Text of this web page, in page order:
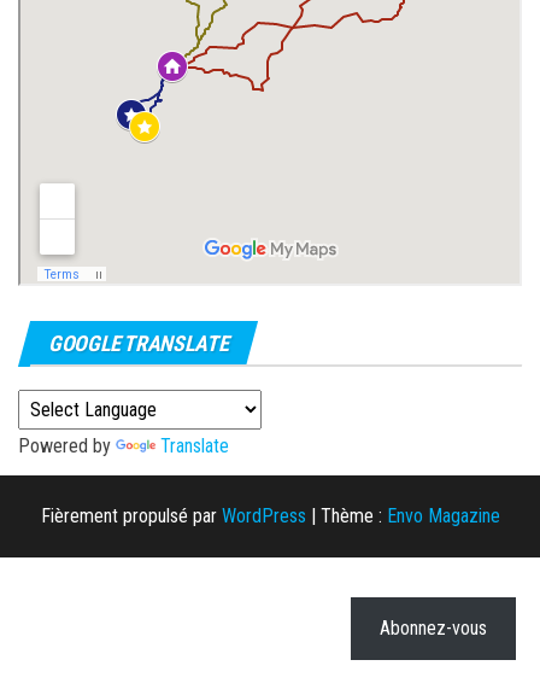
GOOGLE TRANSLATE
Powered by Translate
Fièrement propulsé par WordPress | Thème : Envo Magazine
Abonnez-vous